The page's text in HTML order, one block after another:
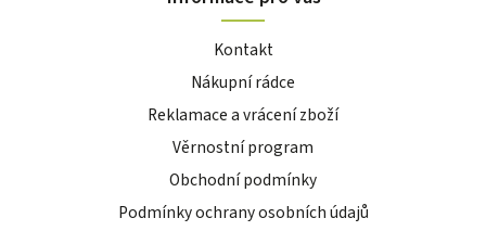
Kontakt
Nákupní rádce
Reklamace a vrácení zboží
Věrnostní program
Obchodní podmínky
Podmínky ochrany osobních údajů